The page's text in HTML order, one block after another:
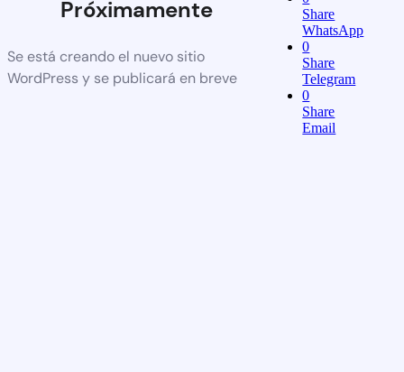
Próximamente
Se está creando el nuevo sitio
WordPress y se publicará en breve
Share
WhatsApp
0
Share
Telegram
0
Share
Email